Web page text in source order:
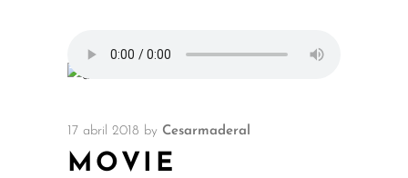
17 abril 2018 by Cesarmaderal
MOVIE